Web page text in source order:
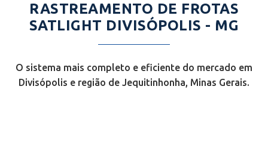
RASTREAMENTO DE FROTAS
SATLIGHT DIVISÓPOLIS - MG
O sistema mais completo e eficiente do mercado em
Divisópolis e região de Jequitinhonha, Minas Gerais.